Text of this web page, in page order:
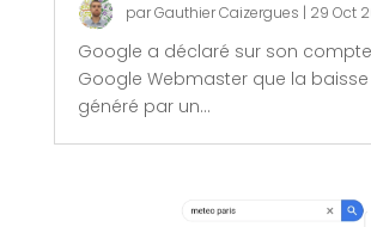
parGauthier Caizergues | 29 Oct
Google a déclaré sur son
Google Webmaster que la
généré par un...